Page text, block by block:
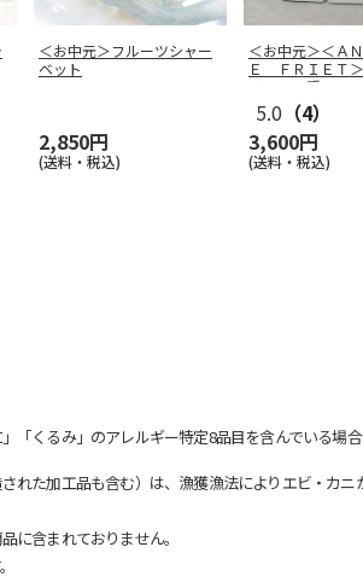
＜お中元＞フルーツシャー
ベット
2,850円
(送料・税込)
＜お中元＞＜Ａ
Ｅ ＦＲＩＥＴ
リット５種
5.0 （4）
3,600円
(送料・税込)
くるみ」のアレルギー特定8品目を含んでいる場合
た加工品も含む）は、漁獲漁法によりエビ・カ
に含まれておりません。